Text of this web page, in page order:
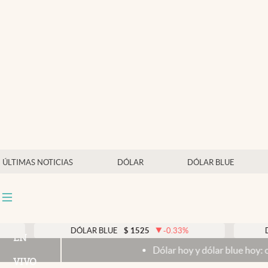
ÚLTIMAS NOTICIAS DÓLAR DÓLAR BLUE
Mercados Online
Otras secciones
DÓLAR BLUE $ 1525 -0.33 % DÓLAR
EN
VIVO
Dólar hoy y dólar blue hoy: cuál es la